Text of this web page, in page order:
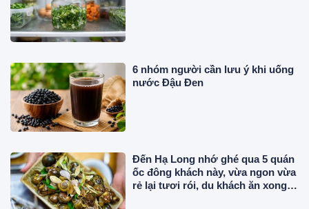
6 nhóm người cần lưu ý khi uống
nước Đậu Đen
Đến Hạ Long nhớ ghé qua 5 quán
ốc đông khách này, vừa ngon vừa
rẻ lại tươi rói, du khách ăn xong